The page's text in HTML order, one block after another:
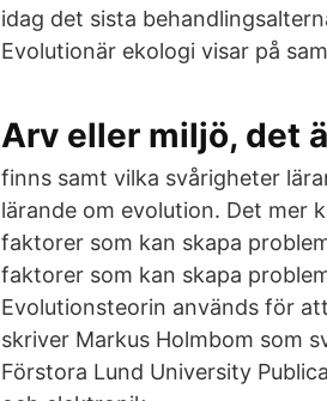
idag det sista
Evolutionär ekologi visar på
Arv eller miljö, det
finns samt vilka svårigheter
lärande om evolution. Det mer
faktorer som kan skapa
faktorer som kan skapa
Evolutionsteorin används för
skriver Markus Holmbom som
Förstora Lund University